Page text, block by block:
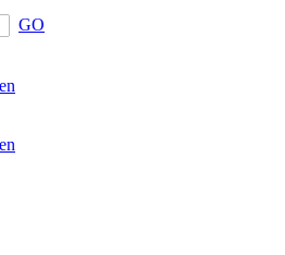
GO